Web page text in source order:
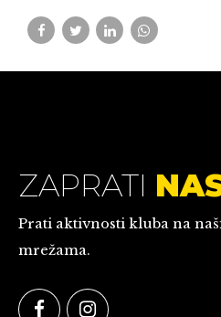
ZAPRATI
Prati aktivnosti kluba na
mrežama.